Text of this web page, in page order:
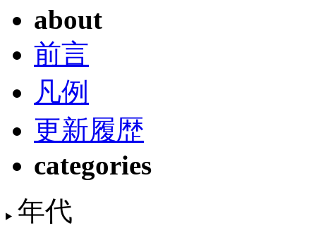
about
前言
凡例
更新履歴
categories
年代